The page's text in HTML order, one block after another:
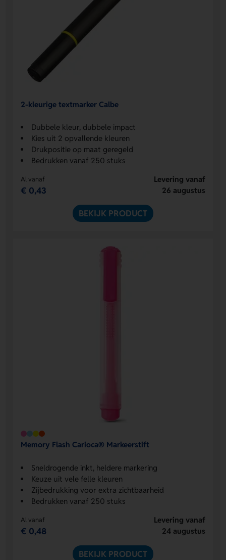
2-kleurige textmarker Calbe
Dubbele kleur, dubbele impact
Kies uit 2 opvallende kleuren
Drukpositie op maat geregeld
Bedrukken vanaf 250 stuks
Al vanaf
€ 0,43
Levering vanaf
26 augustus
BEKIJK PRODUCT
Memory Flash Carioca® Markeerstift
Sneldrogende inkt, heldere markering
Keuze uit vele felle kleuren
Zijbedrukking voor extra zichtbaarheid
Bedrukken vanaf 250 stuks
Al vanaf
€ 0,48
Levering vanaf
24 augustus
BEKIJK PRODUCT